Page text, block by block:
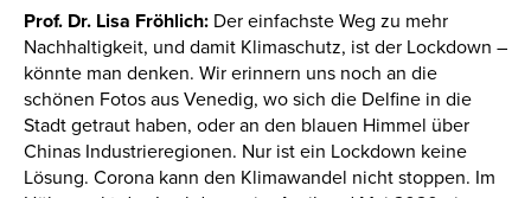
Prof. Dr. Lisa Fröhlich: Der einfachste Weg zu mehr
Nachhaltigkeit, und damit Klimaschutz, ist der Lockdown –
könnte man denken. Wir erinnern uns noch an die
schönen Fotos aus Venedig, wo sich die Delfine in die
Stadt getraut haben, oder an den blauen Himmel über
Chinas Industrieregionen. Nur ist ein Lockdown keine
Lösung. Corona kann den Klimawandel nicht stoppen. Im